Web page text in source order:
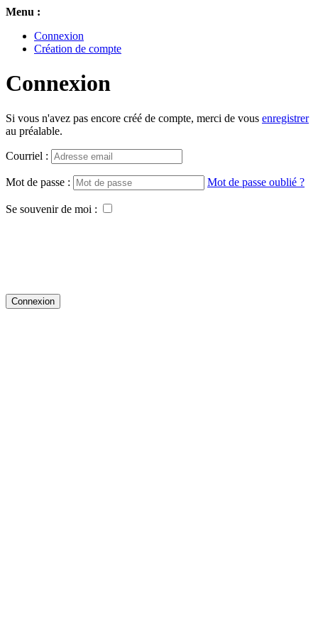
Menu :
Connexion
Création de compte
Connexion
Si vous n'avez pas encore créé de compte, merci de vous enregistrer
au préalable.
Courriel :
Mot de passe : Mot de passe oublié ?
Se souvenir de moi :
Connexion